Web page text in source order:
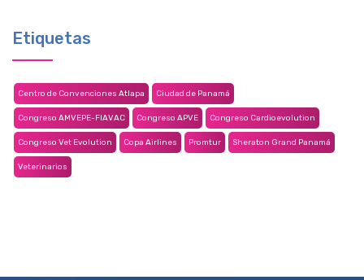
Etiquetas
Centro de Convenciones Atlapa Ciudad de Panamá
Congreso AMVEPE-FIAVAC Congreso APVE Congreso Cardioevolution
Congreso Vet Evolution Copa Airlines Promtur Sheraton Grand Panamá
Veterinarios